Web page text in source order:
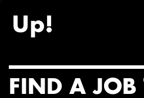
FIND A JOB